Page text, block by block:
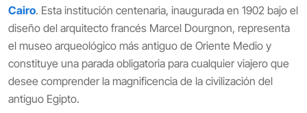
Cairo. Esta institución centenaria, inaugurada en 1902 bajo el
diseño del arquitecto francés Marcel Dourgnon, representa
el museo arqueológico más antiguo de Oriente Medio y
constituye una parada obligatoria para cualquier viajero que
desee comprender la magnificencia de la civilización del
antiguo Egipto.